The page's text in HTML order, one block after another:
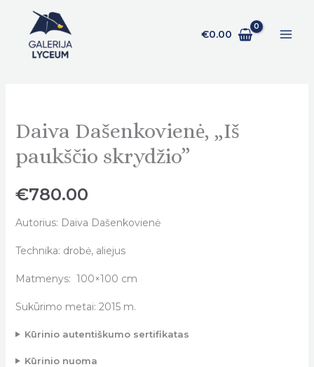
turinio
€0.00
Daiva Dašenkovienė, „Iš
paukščio skrydžio”
€780.00
Autorius: Daiva Dašenkovienė
Technika: drobė, aliejus
Matmenys: 100×100 cm
Sukūrimo metai: 2015 m.
Kūrinio autentiškumo sertifikatas
Kūrinio nuoma
Daiva
Dašenkovienė,
„Iš
skrydžio"
quantity